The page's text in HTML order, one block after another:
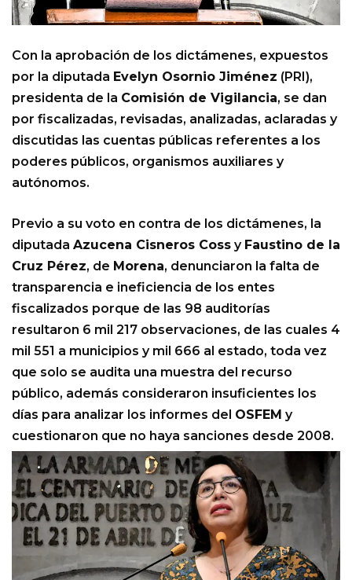
Con la aprobación de los dictámenes, expuestos
por la diputada Evelyn Osornio Jiménez (PRI),
presidenta de la Comisión de Vigilancia, se dan
por fiscalizadas, revisadas, analizadas, aclaradas y
discutidas las cuentas públicas referentes a los
poderes públicos, organismos auxiliares y
autónomos.
Previo a su voto en contra de los dictámenes, la
diputada Azucena Cisneros Coss y Faustino de la
Cruz Pérez, de Morena, denunciaron la falta de
transparencia e ineficiencia de los entes
fiscalizados porque de las 98 auditorías
resultaron 6 mil 217 observaciones, de las cuales 4
mil 551 a municipios y mil 666 al estado, toda vez
que solo se audita una muestra del recurso
público, además consideraron insuficientes los
días para analizar los informes del OSFEM y
cuestionaron que no haya sanciones desde 2008.